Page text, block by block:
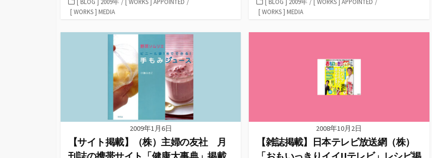
テ
リ
[ WORKS ] MEDIA
テ
リ
[ WORKS ] MEDIA
2009年1月6日
【サイト掲載】（株）主婦の友社 月
2008年10月2日
【雑誌掲載】日本テレビ放送網（株）